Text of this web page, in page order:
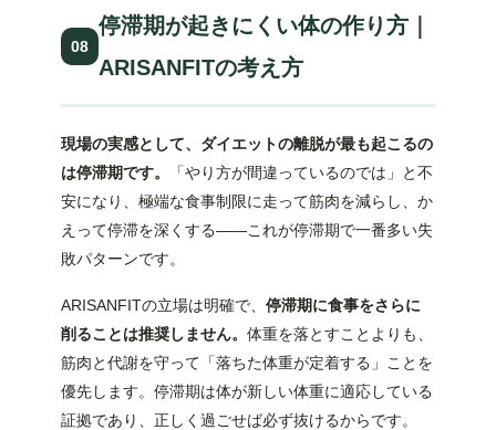
08
停滞期が起きにくい体の作り方｜
ARISANFITの考え方
現場の実感として、ダイエットの離脱が最も起こるの
は停滞期です。
「やり方が間違っているのでは」と不
安になり、極端な食事制限に走って筋肉を減らし、か
えって停滞を深くする——これが停滞期で一番多い失
敗パターンです。
ARISANFITの立場は明確で、 停滞期に食事をさらに
削ることは推奨しません。 体重を落とすことよりも、
筋肉と代謝を守って「落ちた体重が定着する」ことを
優先します。停滞期は体が新しい体重に適応している
証拠であり、正しく過ごせば必ず抜けるからです。